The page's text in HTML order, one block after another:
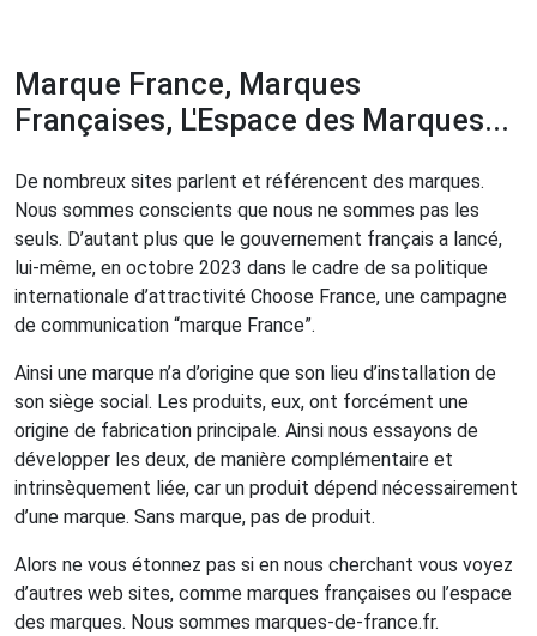
Marque France, Marques
Françaises, L'Espace des Marques...
De nombreux sites parlent et référencent des marques.
Nous sommes conscients que nous ne sommes pas les
seuls. D’autant plus que le gouvernement français a lancé,
lui-même, en octobre 2023 dans le cadre de sa politique
internationale d’attractivité Choose France, une campagne
de communication “marque France”.
Ainsi une marque n’a d’origine que son lieu d’installation de
son siège social. Les produits, eux, ont forcément une
origine de fabrication principale. Ainsi nous essayons de
développer les deux, de manière complémentaire et
intrinsèquement liée, car un produit dépend nécessairement
d’une marque. Sans marque, pas de produit.
Alors ne vous étonnez pas si en nous cherchant vous voyez
d’autres web sites, comme marques françaises ou l’espace
des marques. Nous sommes marques-de-france.fr.